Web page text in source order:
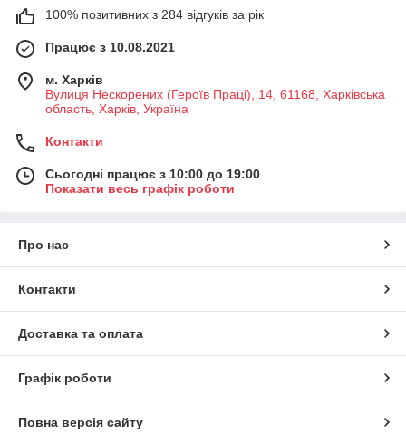
100% позитивних з 284 відгуків за рік
Працює з 10.08.2021
м. Харків
Вулиця Нескорених (Героїв Праці), 14, 61168, Харківська
область, Харків, Україна
Контакти
Сьогодні працює з 10:00 до 19:00
Показати весь графік роботи
Про нас
Контакти
Доставка та оплата
Графік роботи
Повна версія сайту